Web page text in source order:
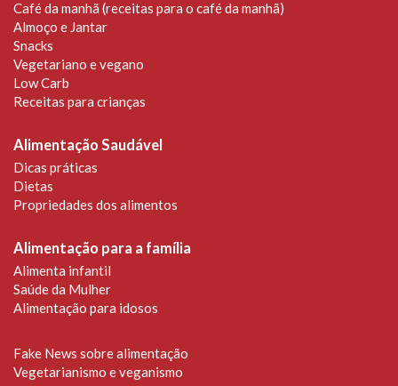
Café da manhã (receitas para o café da manhã)
Almoço e Jantar
Snacks
Vegetariano e vegano
Low Carb
Receitas para crianças
Alimentação Saudável
Dicas práticas
Dietas
Propriedades dos alimentos
Alimentação para a família
Alimenta infantil
Saúde da Mulher
Alimentação para idosos
Fake News sobre alimentação
Vegetarianismo e veganismo